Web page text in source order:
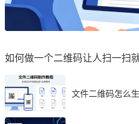
如何做一个二维码让人扫一扫
文件二维码怎么